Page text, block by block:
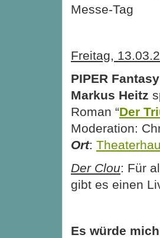
Messe-Tag
Freitag,
PIPER
Markus Heitz
Roman “Der
Moderation:
Ort:
Der Clou: Für
gibt es einen
Es würde